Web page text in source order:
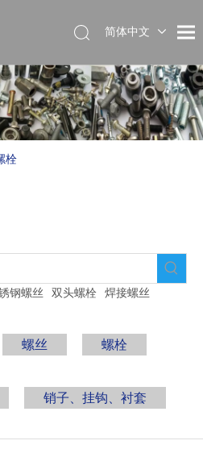
简体中文
栓
钢螺丝 双头螺栓
焊接螺丝
螺丝 螺栓
销子、挂钩、衬套